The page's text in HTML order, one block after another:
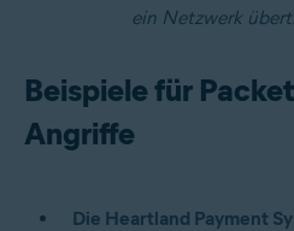
ein Netzwerk
Beispiele für
Angriffe
Die Heartland Payment